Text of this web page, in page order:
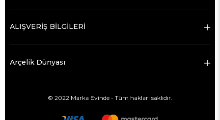
ALIŞVERİŞ BİLGİLERİ
Arçelik Dünyası
© 2022 Marka Evinde - Tüm hakları saklıdır.